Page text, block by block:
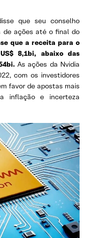
que seu conselho
de ações até o final do
que a receita para o
8,1bi, abaixo das
As ações da Nvidia
com os investidores
favor de apostas mais
inflação e incerteza